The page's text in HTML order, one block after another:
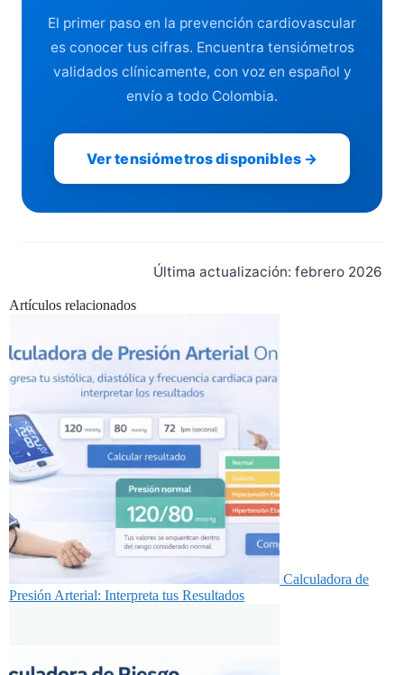
El primer paso en la prevención cardiovascular
es conocer tus cifras. Encuentra tensiómetros
validados clínicamente, con voz en español y
envío a todo Colombia.
Ver tensiómetros disponibles →
Última actualización: febrero 2026
Artículos relacionados
Calculadora de
Presión Arterial: Interpreta tus Resultados